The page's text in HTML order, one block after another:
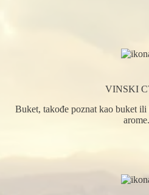
VINSKI
Buket, takođe poznat kao buket
arome.